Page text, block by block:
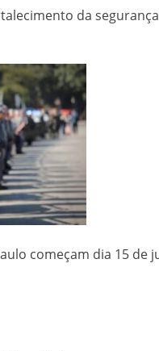
da
começam dia 15 de